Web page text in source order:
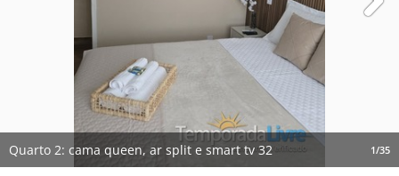
Quarto 2: cama queen, ar split e smart tv 32 1/35